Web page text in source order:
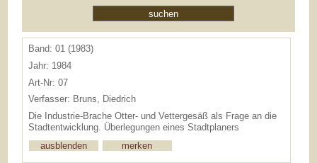
Band: 01 (1983)
Jahr: 1984
Art-Nr: 07
Verfasser: Bruns, Diedrich
Die Industrie-Brache Otter- und Vettergesäß als Frage an die
Stadtentwicklung. Überlegungen eines Stadtplaners